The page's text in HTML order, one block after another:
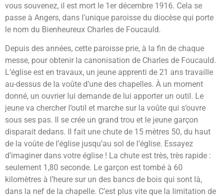
vous souvenez, il est mort le 1er décembre 1916. Cela se
passe à Angers, dans l’unique paroisse du diocèse qui porte
le nom du Bienheureux Charles de Foucauld.
Depuis des années, cette paroisse prie, à la fin de chaque
messe, pour obtenir la canonisation de Charles de Foucauld.
L’église est en travaux, un jeune apprenti de 21 ans travaille
au-dessus de la voûte d’une des chapelles. À un moment
donné, un ouvrier lui demande de lui apporter un outil. Le
jeune va chercher l’outil et marche sur la voûte qui s’ouvre
sous ses pas. Il se crée un grand trou et le jeune garçon
disparait dedans. Il fait une chute de 15 mètres 50, du haut
de la voûte de l’église jusqu’au sol de l’église. Essayez
d’imaginer dans votre église ! La chute est très, très rapide :
seulement 1,80 seconde. Le garçon est tombé à 60
kilomètres à l’heure sur un des bancs de bois qui sont là,
dans la nef de la chapelle. C’est plus vite que la limitation de